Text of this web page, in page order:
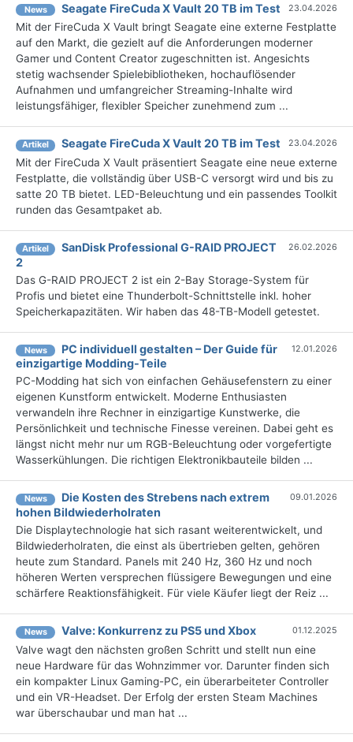
News Seagate FireCuda X Vault 20 TB im Test 23.04.2026
Mit der FireCuda X Vault bringt Seagate eine externe Festplatte
auf den Markt, die gezielt auf die Anforderungen moderner
Gamer und Content Creator zugeschnitten ist. Angesichts
stetig wachsender Spielebibliotheken, hochauflösender
Aufnahmen und umfangreicher Streaming-Inhalte wird
leistungsfähiger, flexibler Speicher zunehmend zum ...
Artikel Seagate FireCuda X Vault 20 TB im Test 23.04.2026
Mit der FireCuda X Vault präsentiert Seagate eine neue externe
Festplatte, die vollständig über USB-C versorgt wird und bis zu
satte 20 TB bietet. LED-Beleuchtung und ein passendes Toolkit
runden das Gesamtpaket ab.
Artikel
SanDisk Professional G-RAID PROJECT
2
26.02.2026
Das G-RAID PROJECT 2 ist ein 2-Bay Storage-System für
Profis und bietet eine Thunderbolt-Schnittstelle inkl. hoher
Speicherkapazitäten. Wir haben das 48-TB-Modell getestet.
News
PC individuell gestalten – Der Guide für
einzigartige Modding-Teile
12.01.2026
PC-Modding hat sich von einfachen Gehäusefenstern zu einer
eigenen Kunstform entwickelt. Moderne Enthusiasten
verwandeln ihre Rechner in einzigartige Kunstwerke, die
Persönlichkeit und technische Finesse vereinen. Dabei geht es
längst nicht mehr nur um RGB-Beleuchtung oder vorgefertigte
Wasserkühlungen. Die richtigen Elektronikbauteile bilden ...
News
Die Kosten des Strebens nach extrem
hohen Bildwiederholraten
09.01.2026
Die Displaytechnologie hat sich rasant weiterentwickelt, und
Bildwiederholraten, die einst als übertrieben gelten, gehören
heute zum Standard. Panels mit 240 Hz, 360 Hz und noch
höheren Werten versprechen flüssigere Bewegungen und eine
schärfere Reaktionsfähigkeit. Für viele Käufer liegt der Reiz ...
News Valve: Konkurrenz zu PS5 und Xbox 01.12.2025
Valve wagt den nächsten großen Schritt und stellt nun eine
neue Hardware für das Wohnzimmer vor. Darunter finden sich
ein kompakter Linux Gaming-PC, ein überarbeiteter Controller
und ein VR-Headset. Der Erfolg der ersten Steam Machines
war überschaubar und man hat ...